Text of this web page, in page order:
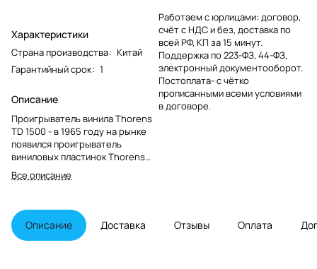
Характеристики
Страна производства: Китай
Гарантийный срок: 1
Описание
Проигрыватель винила Thorens
TD 1500 - в 1965 году на рынке
появился проигрыватель
виниловых пластинок Thorens
TD 150, который положил начало
технической революции в
Все описание
Работаем с юрлицами: договор,
счёт с НДС и без, доставка по
всей РФ, КП за 15 минут.
Поддержка по 223-ФЗ, 44-ФЗ,
электронный документооборот.
Постоплата- с чётко
прописанными всеми условиями
в договоре.
Описание Доставка Отзывы Оплата